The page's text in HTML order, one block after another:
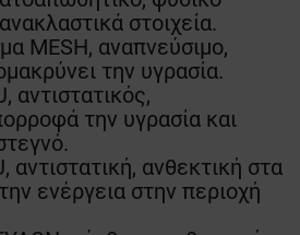
στοιχεία.
MESH, αναπνεύσιμο,
την υγρασία.
την υγρασία και
ανθεκτική στα
ενέργεια στην περιοχή